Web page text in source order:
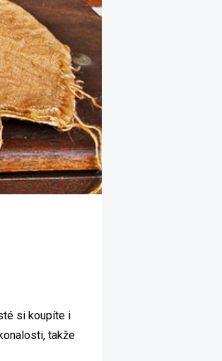
si koupíte i
takže